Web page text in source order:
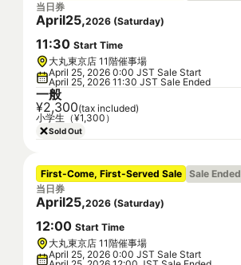
当日券
April25,2026 (Saturday)
11:30 Start Time
大丸東京店 11階催事場
April 25, 2026 0:00 JST Sale Start
April 25, 2026 11:30 JST Sale Ended
一般
¥2,300(tax included)
小学生（¥1,300）
Sold Out
First-Come, First-Served Sale Sale Ended
当日券
April25,2026 (Saturday)
12:00 Start Time
大丸東京店 11階催事場
April 25, 2026 0:00 JST Sale Start